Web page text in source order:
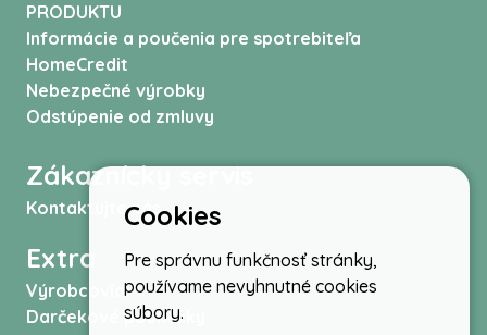
PRODUKTU
Informácie a poučenia pre spotrebiteľa
HomeCredit
Nebezpečné výrobky
Odstúpenie od zmluvy
Zákaznícky servis
Kontaktujte nás
Extra
Výrobcovia
Darčekové poukážky
Cookies
Pre správnu funkčnosť stránky,
používame nevyhnutné cookies
súbory.